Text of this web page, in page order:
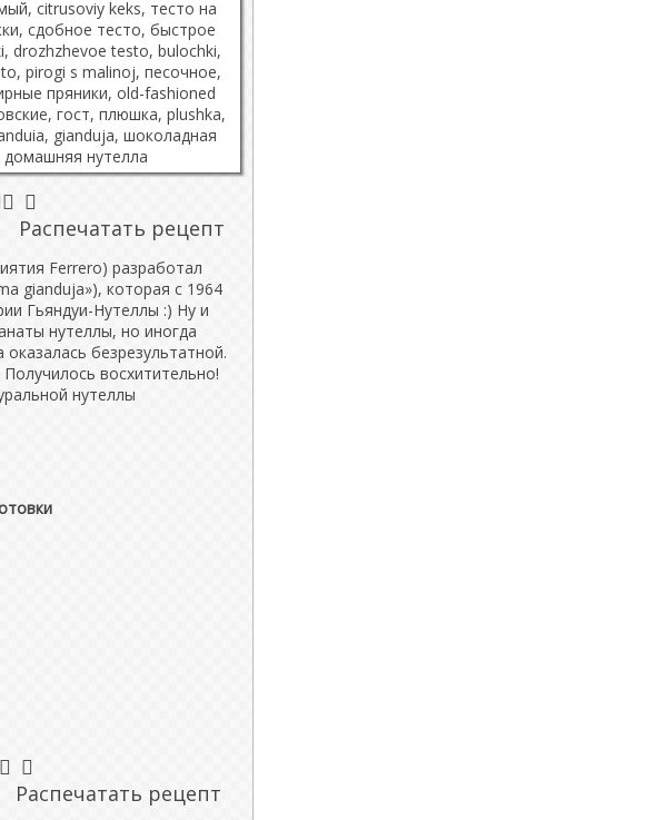
Распечатать рецепт
Ferrero) разработал
gianduja»), которая с 1964
Гьяндуи-Нутеллы :) Ну и
нутеллы, но иногда
безрезультатной.
восхитительно!
нутеллы
Распечатать рецепт